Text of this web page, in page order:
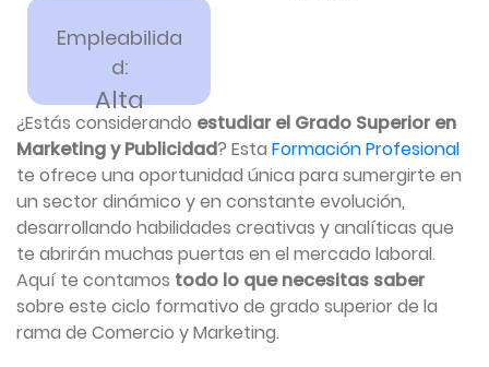
Empleabilida
d:
Alta
¿Estás considerando estudiar el Grado Superior en
Marketing y Publicidad? Esta Formación Profesional
te ofrece una oportunidad única para sumergirte en
un sector dinámico y en constante evolución,
desarrollando habilidades creativas y analíticas que
te abrirán muchas puertas en el mercado laboral.
Aquí te contamos todo lo que necesitas saber
sobre este ciclo formativo de grado superior de la
rama de Comercio y Marketing.